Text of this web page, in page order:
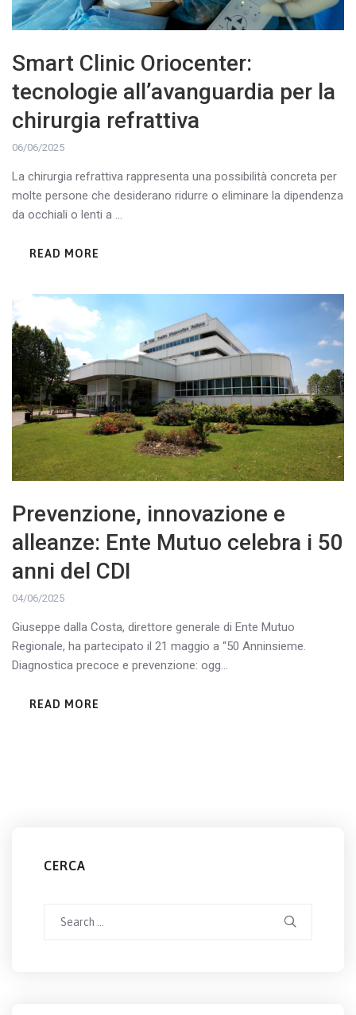
Smart Clinic Oriocenter:
tecnologie all’avanguardia per la
chirurgia refrattiva
06/06/2025
La chirurgia refrattiva rappresenta una possibilità concreta per
molte persone che desiderano ridurre o eliminare la dipendenza
da occhiali o lenti a ...
READ MORE
Prevenzione, innovazione e
alleanze: Ente Mutuo celebra i 50
anni del CDI
04/06/2025
Giuseppe dalla Costa, direttore generale di Ente Mutuo
Regionale, ha partecipato il 21 maggio a “50 Anninsieme.
Diagnostica precoce e prevenzione: ogg...
READ MORE
CERCA